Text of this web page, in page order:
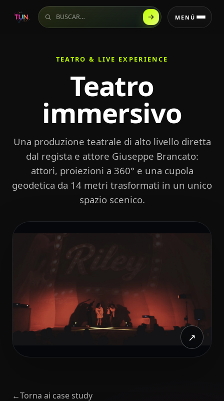
Buscar en el sitio MENÚ
TEATRO & LIVE EXPERIENCE
Teatro
immersivo
Una produzione teatrale di alto livello diretta
dal regista e attore Giuseppe Brancato:
attori, proiezioni a 360° e una cupola
geodetica da 14 metri trasformati in un unico
spazio scenico.
↗
←Torna ai case study